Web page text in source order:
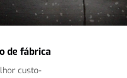
de fábrica
custo-